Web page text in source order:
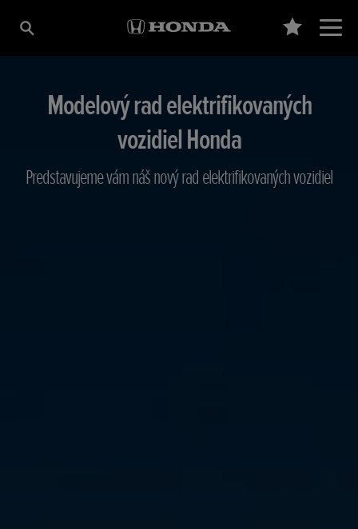
Modelový rad elektrifikovaných
vozidiel Honda
Predstavujeme vám náš nový rad elektrifikovaných vozidiel